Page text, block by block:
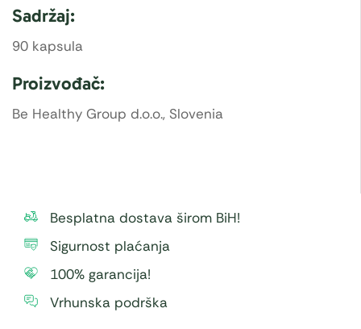
Sadržaj:
90 kapsula
Proizvođač:
Be Healthy Group d.o.o., Slovenia
Besplatna dostava širom BiH!
Sigurnost plaćanja
100% garancija!
Vrhunska podrška